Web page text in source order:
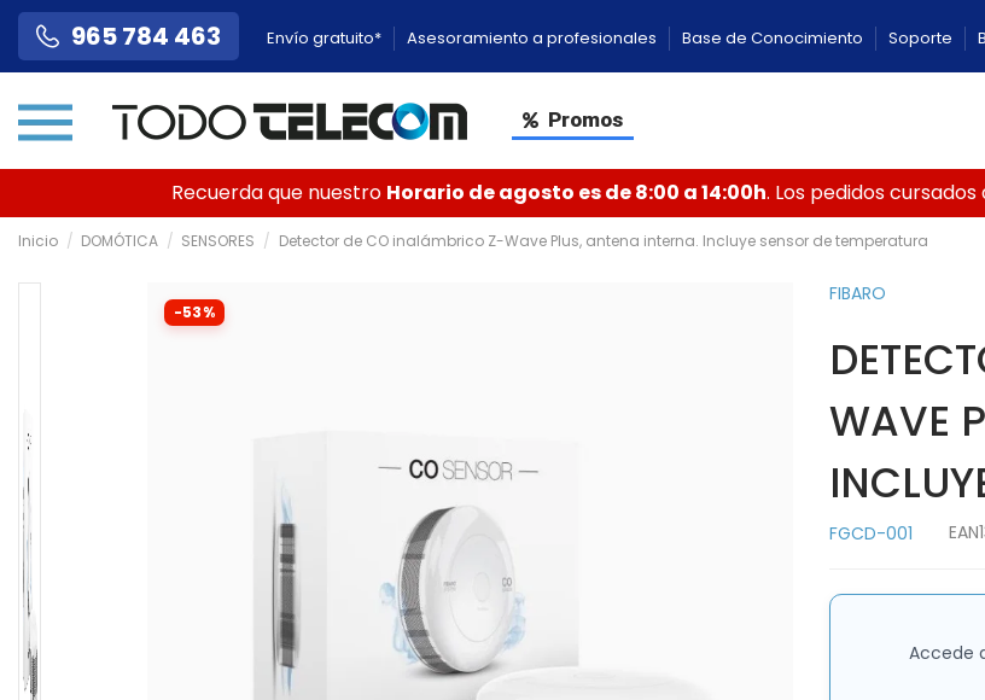
965 784 463 Envío gratuito* Asesoramiento a profesionales Base de Conocimiento Soporte
Promos
Recuerda que nuestro Horario de agosto es de 8:00 a 14:00h. Los pedidos
Inicio DOMÓTICA SENSORES Detector de CO inalámbrico Z-Wave Plus, antena interna. Incluye sensor de temperatura
-53%
FIBARO
WAVE
FGCD-001
Accede